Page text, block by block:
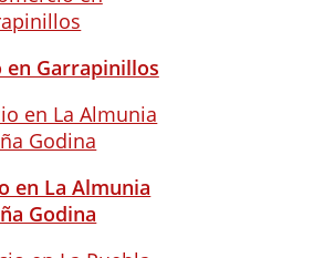
en Garrapinillos
en La Almunia
Godina